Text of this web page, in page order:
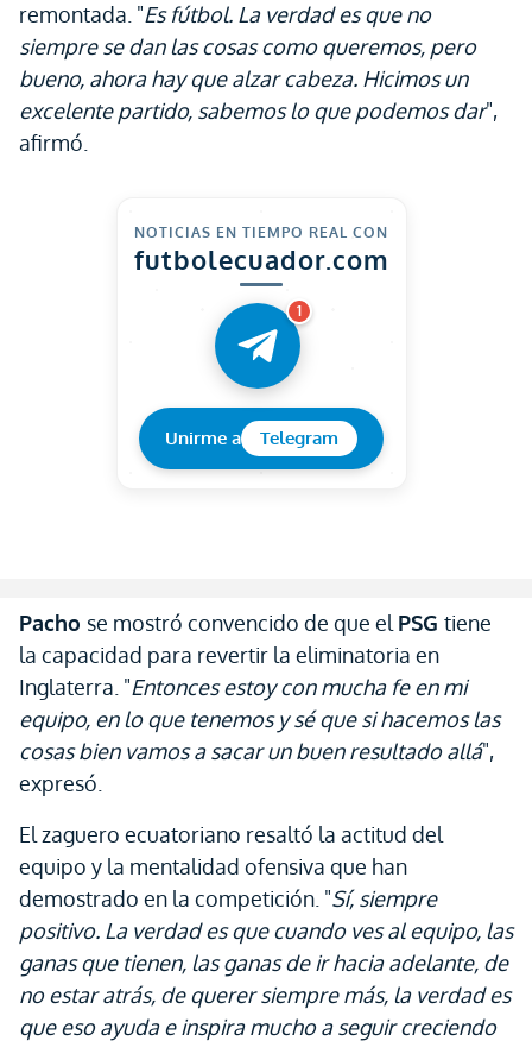
remontada. "Es fútbol. La verdad es que no
siempre se dan las cosas como queremos, pero
bueno, ahora hay que alzar cabeza. Hicimos un
excelente partido, sabemos lo que podemos dar",
afirmó.
NOTICIAS EN TIEMPO REAL CON
futbolecuador.com
1
Unirme a Telegram
Pacho se mostró convencido de que el PSG tiene
la capacidad para revertir la eliminatoria en
Inglaterra. "Entonces estoy con mucha fe en mi
equipo, en lo que tenemos y sé que si hacemos las
cosas bien vamos a sacar un buen resultado allá",
expresó.
El zaguero ecuatoriano resaltó la actitud del
equipo y la mentalidad ofensiva que han
demostrado en la competición. "Sí, siempre
positivo. La verdad es que cuando ves al equipo, las
ganas que tienen, las ganas de ir hacia adelante, de
no estar atrás, de querer siempre más, la verdad es
que eso ayuda e inspira mucho a seguir creciendo